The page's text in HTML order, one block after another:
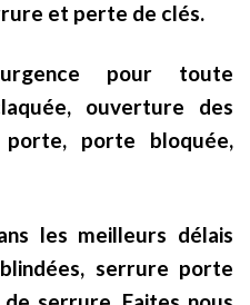
et perte de clés.
pour toute
ouverture des
porte bloquée,
les meilleurs délais
serrure porte